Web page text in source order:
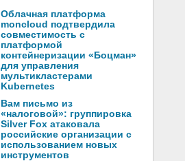
Облачная платформа
moncloud подтвердила
совместимость с
платформой
контейнеризации «Боцман»
для управления
мультикластерами
Kubernetes
Вам письмо из
«налоговой»: группировка
Silver Fox атаковала
российские организации с
использованием новых
инструментов